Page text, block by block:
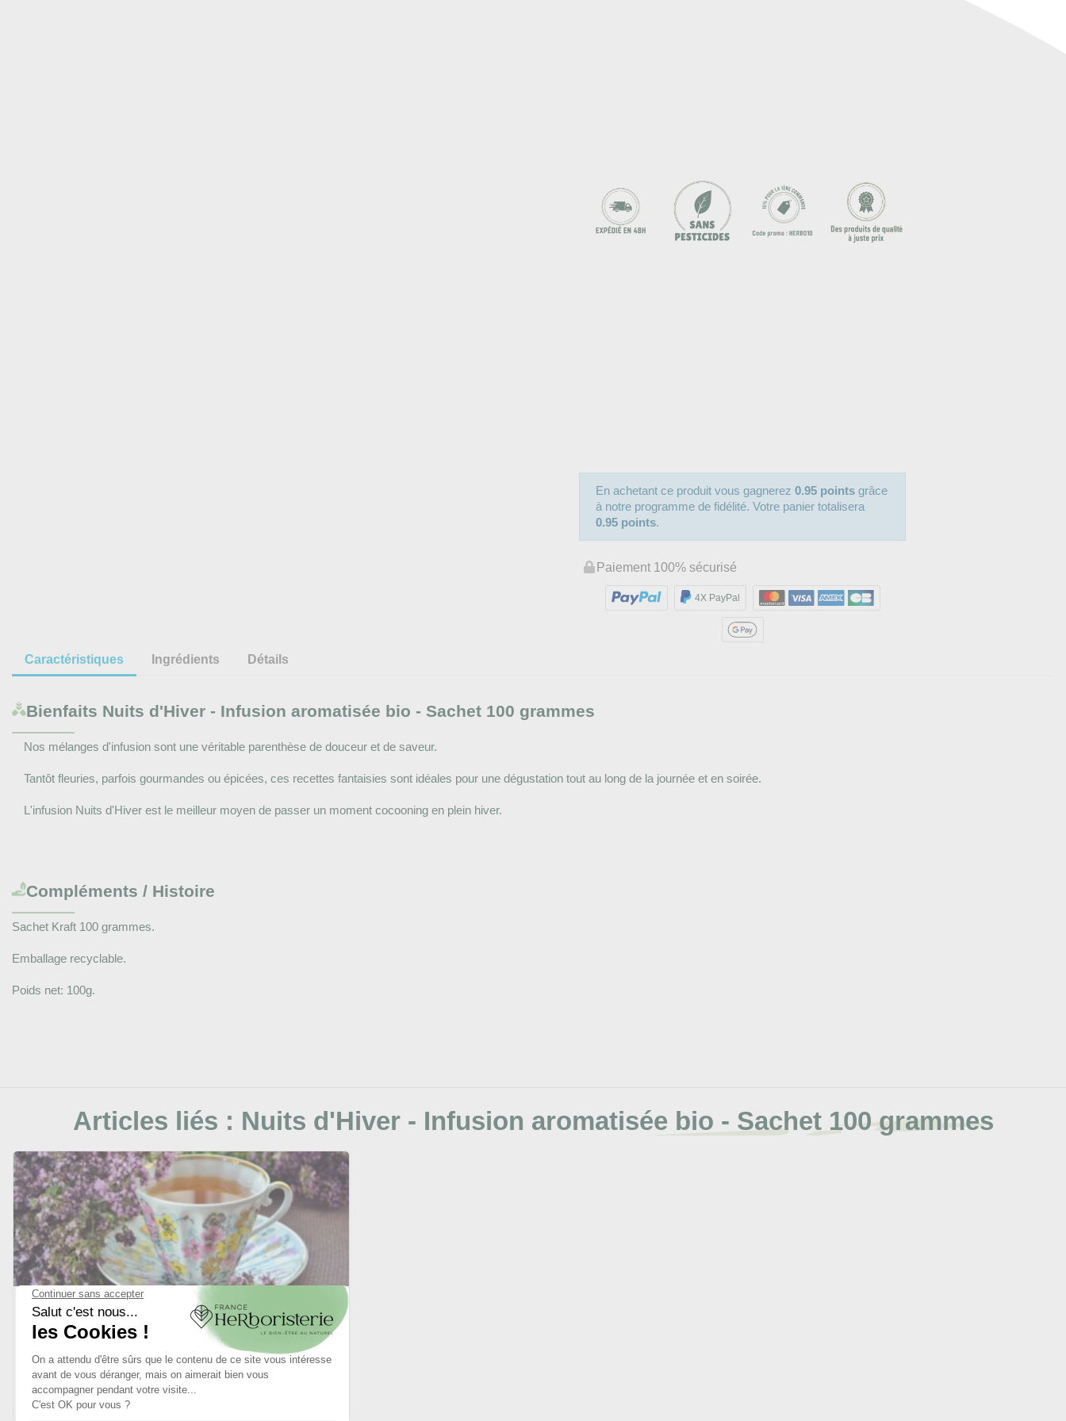
En achetant ce produit vous gagnerez0.95 points grâce
à notre programme de fidélité. Votre panier totalisera
0.95 points.
Paiement 100% sécurisé
4X PayPal
Caractéristiques Ingrédients Détails
Bienfaits Nuits d'Hiver - Infusion aromatisée bio - Sachet 100 grammes
Nos mélanges d'infusion sont une véritable parenthèse de douceur et de saveur.
Tantôt fleuries, parfois gourmandes ou épicées, ces recettes fantaisies sont idéales pour une dégustation tout au long de la journée et en soirée.
L'infusion Nuits d'Hiver est le meilleur moyen de passer un moment cocooning en plein hiver.
Compléments / Histoire
Sachet Kraft 100 grammes.
Emballage recyclable.
Poids net: 100g.
Articles liés : Nuits d'Hiver - Infusion aromatisée bio - Sachet 100 grammes
08/09/2025
Les bienfaits de la camomille en tisane
Difficile de parler de remède naturel contre les nuits agitées
sans évoquer la tisane sommeil à base de camomille....